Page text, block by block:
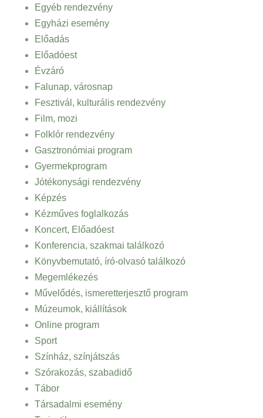
Egyéb rendezvény
Egyházi esemény
Előadás
Előadóest
Évzáró
Falunap, városnap
Fesztivál, kulturális rendezvény
Film, mozi
Folklór rendezvény
Gasztronómiai program
Gyermekprogram
Jótékonysági rendezvény
Képzés
Kézműves foglalkozás
Koncert, Előadóest
Konferencia, szakmai találkozó
Könyvbemutató, író-olvasó találkozó
Megemlékezés
Művelődés, ismeretterjesztő program
Múzeumok, kiállítások
Online program
Sport
Színház, színjátszás
Szórakozás, szabadidő
Tábor
Társadalmi esemény